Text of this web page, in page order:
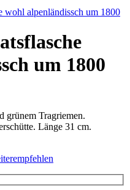
um 1800
grünem Tragriemen.
Länge 31 cm.